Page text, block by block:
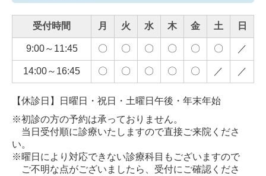
受付時間 月 火 水 木 金 土 日
9:00～11:45 〇 〇 〇 〇 〇 〇 ／
14:00～16:45 〇 〇 〇 〇 〇 ／ ／
【休診日】日曜日・祝日・土曜日午後・年末年始
※初診の方の予約は承っておりません。
当日受付順に診療いたしますので直接ご来院くださ
い。
※曜日により対応できない診療科目もございますので
ご不明な点がございましたら、受付にご確認くださ